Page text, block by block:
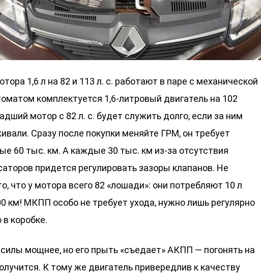
1,6 л на 82 и 113 л. с. работают в паре с механической
комплектуется 1,6-литровый двигатель на 102
мотор с 82 л. с. будет служить долго, если за ним
Сразу после покупки меняйте ГРМ, он требует
60 тыс. км. А каждые 30 тыс. км из-за отсутствия
придется регулировать зазоры клапанов. Не
что у мотора всего 82 «лошади»: они потребляют 10 л
км! МКПП особо не требует ухода, нужно лишь регулярно
коробке.
мощнее, но его прыть «съедает» АКПП — погонять на
К тому же двигатель привередлив к качеству